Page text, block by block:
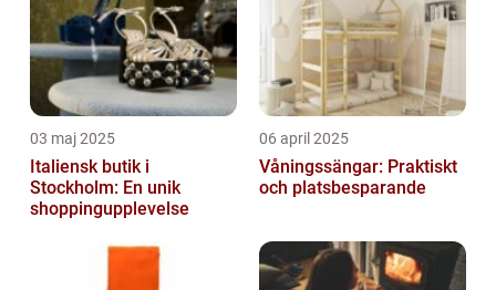
03 maj 2025
Italiensk butik i
Stockholm: En unik
shoppingupplevelse
06 april 2025
Våningssängar: Praktiskt
och platsbesparande